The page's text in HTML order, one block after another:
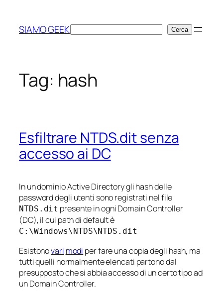
contenuto
SIAMO GEEKCerca Cerca
Tag: hash
Esfiltrare NTDS.dit senza
accesso ai DC
In un dominio Active Directory gli hash delle
password degli utenti sono registrati nel file
NTDS.dit presente in ogni Domain Controller
(DC), il cui path di default è
C:\Windows\NTDS\NTDS.dit
Esistonovari modi per fare una copia degli hash, ma
tutti quelli normalmente elencati partono dal
presupposto che si abbia accesso di un certo tipo ad
un Domain Controller.